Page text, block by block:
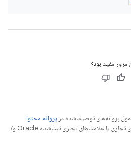
مرور مفید بود؟
پروانه‌های توصیف‌شده در پروانه محتوا
هستند. جاوا و OpenJDK علامت‌های تجاری یا علامت‌های تجاری ثبت‌شده Oracle و/